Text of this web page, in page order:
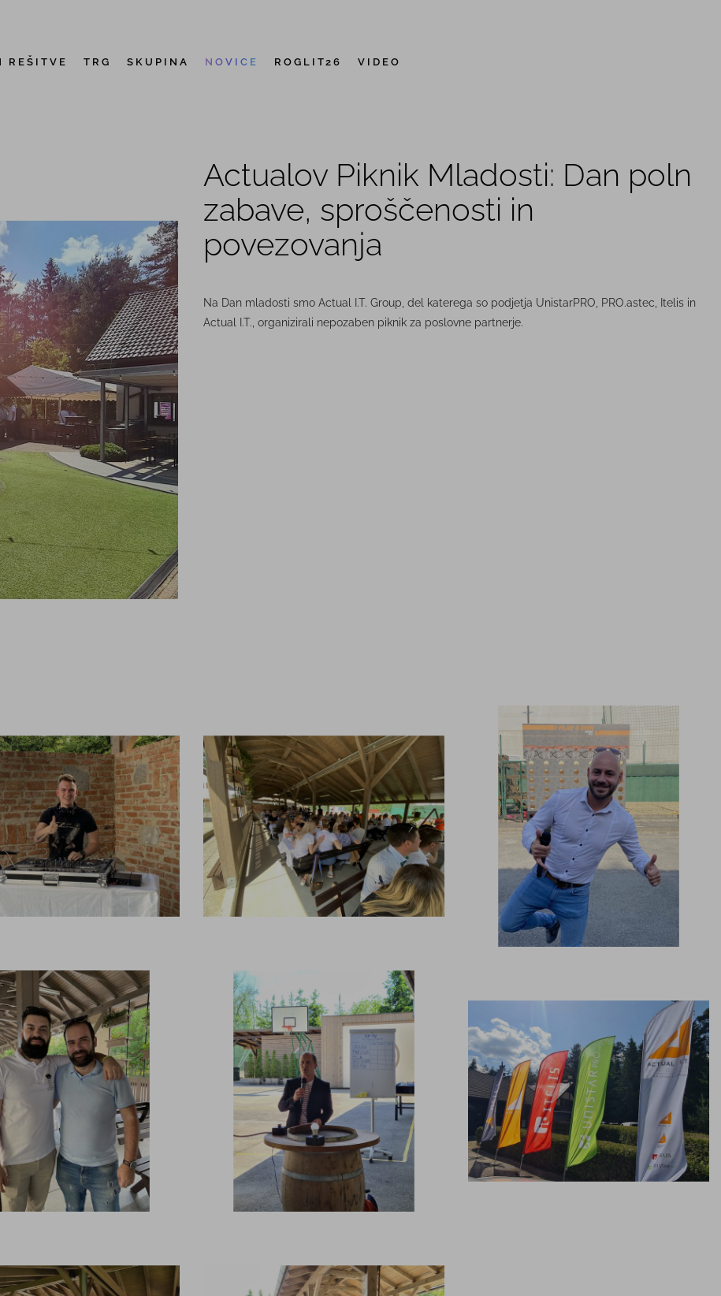
REŠITVE TRG SKUPINA NOVICE ROGLIT26 VIDEO
Actualov Piknik Mladosti: Dan poln
zabave, sproščenosti in
povezovanja
Na Dan mladosti smo Actual I.T. Group, del katerega so podjetja UnistarPRO, PRO.astec, Itelis in
Actual I.T., organizirali nepozaben piknik za poslovne partnerje.